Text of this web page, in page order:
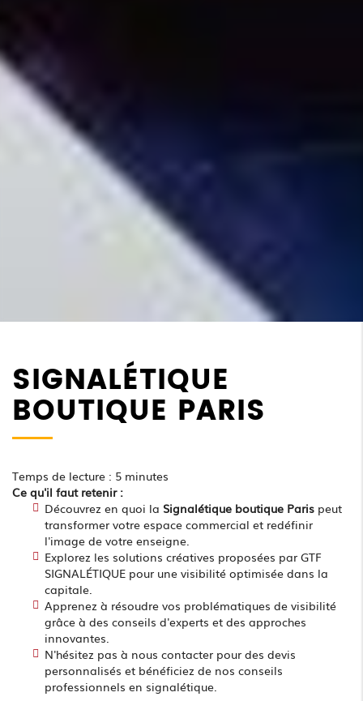
SIGNALÉTIQUE
BOUTIQUE PARIS
Temps de lecture : 5 minutes
Ce qu'il faut retenir :
Découvrez en quoi la Signalétique boutique Paris peut
transformer votre espace commercial et redéfinir
l'image de votre enseigne.
Explorez les solutions créatives proposées par GTF
SIGNALÉTIQUE pour une visibilité optimisée dans la
capitale.
Apprenez à résoudre vos problématiques de visibilité
grâce à des conseils d'experts et des approches
innovantes.
N'hésitez pas à nous contacter pour des devis
personnalisés et bénéficiez de nos conseils
professionnels en signalétique.